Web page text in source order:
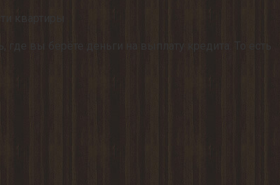
квартиры
вы берёте деньги на выплату кредита. То есть